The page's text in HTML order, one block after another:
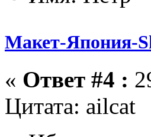
Макет-Япония-
« Ответ #4 :
Цитата: ailcat